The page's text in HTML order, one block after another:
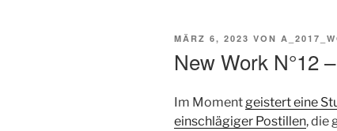
VERÖFFENTLICHT
MÄRZ 6, 2023 VON
New Work N°12
Im Momentgeistert eine
einschlägiger Postillen, die